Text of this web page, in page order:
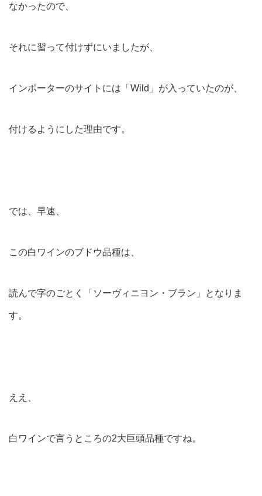
なかったので、
それに習って付けずにいましたが、
インポーターのサイトには「Wild」が入っていたのが、
付けるようにした理由です。
では、早速、
この白ワインのブドウ品種は、
読んで字のごとく「ソーヴィニヨン・ブラン」となりま
す。
ええ、
白ワインで言うところの2大巨頭品種ですね。